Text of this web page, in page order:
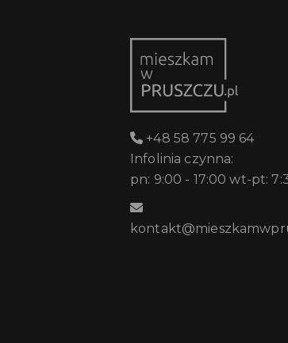
+48 58 775 99 64
Infolinia czynna:
pn: 9:00 - 17:00 wt-pt: